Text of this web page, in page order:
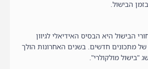
הבישול.
הבישול היא הבסיס האידיאלי לגיוון
של מתכונים חדשים. בשנים האחרונות הולך
"בישול מולקולרי".